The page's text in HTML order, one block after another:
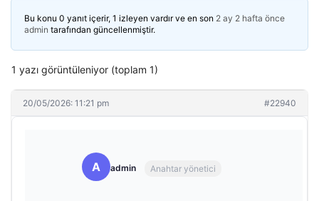
Bu konu 0 yanıt içerir, 1 izleyen vardır ve en son 2 ay 2 hafta önce
admin tarafından güncellenmiştir.
1 yazı görüntüleniyor (toplam 1)
20/05/2026: 11:21 pm #22940
A admin Anahtar yönetici